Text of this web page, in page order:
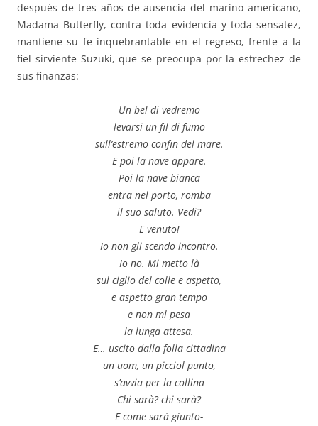
después de tres años de ausencia del marino americano,
Madama Butterfly, contra toda evidencia y toda sensatez,
mantiene su fe inquebrantable en el regreso, frente a la
fiel sirviente Suzuki, que se preocupa por la estrechez de
sus finanzas:
Un bel dì vedremo
levarsi un fil di fumo
sull’estremo confin del mare.
E poi la nave appare.
Poi la nave bianca
entra nel porto, romba
il suo saluto. Vedi?
E venuto!
Io non gli scendo incontro.
Io no. Mi metto là
sul ciglio del colle e aspetto,
e aspetto gran tempo
e non ml pesa
la lunga attesa.
E… uscito dalla folla cittadina
un uom, un picciol punto,
s’avvia per la collina
Chi sarà? chi sarà?
E come sarà giunto-